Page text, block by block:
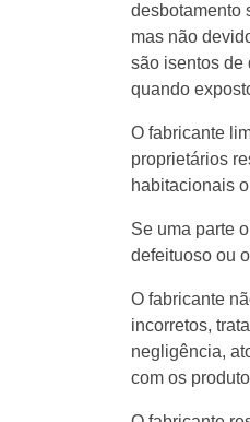
desbotamento
mas não
são isentos de
quando
O fabricante
proprietários
habitacionais
Se uma parte
defeituoso ou
O fabricante
incorretos,
negligência,
com os